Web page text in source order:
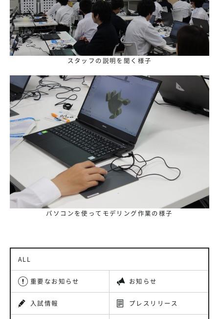
スタッフの説明を聞く様子
パソコンを使ってモデリング作業の様子
ALL
重要なお知らせ お知らせ
入試情報 プレスリリース